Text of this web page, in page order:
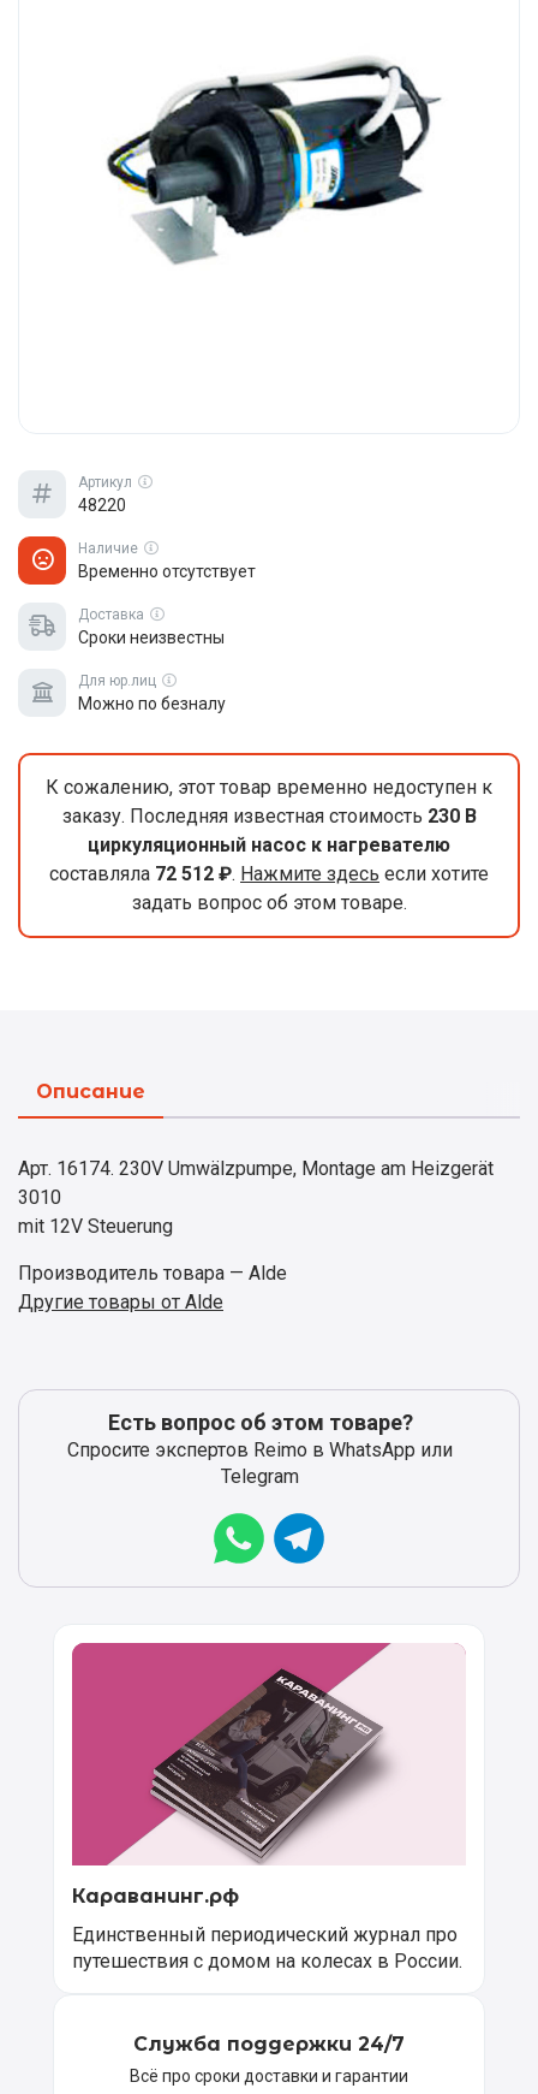
Артикул
48220
Наличие
Временно отсутствует
Доставка
Сроки неизвестны
Для юр.лиц
Можно по безналу
К сожалению, этот товар временно недоступен к
заказу. Последняя известная стоимость 230 В
циркуляционный насос к нагревателю
составляла 72 512 ₽. Нажмите здесь если хотите
задать вопрос об этом товаре.
Описание
Арт. 16174. 230V Umwälzpumpe, Montage am Heizgerät
3010
mit 12V Steuerung
Производитель товара — Alde
Другие товары от Alde
Есть вопрос об этом товаре?
Спросите экспертов Reimo в WhatsApp или
Telegram
Караванинг.рф
Единственный периодический журнал про
путешествия с домом на колесах в России.
Служба поддержки 24/7
Всё про сроки доставки и гарантии